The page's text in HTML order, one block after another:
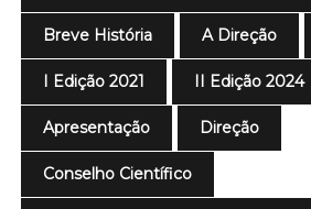
Breve História A Direção
I Edição 2021 II Edição 2024
Apresentação Direção
Conselho Científico